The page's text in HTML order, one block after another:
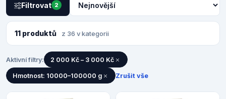
Filtrovat 2
11 produktů z 36 v kategorii
Aktivní filtry: 2 000 Kč – 3 000 Kč
Hmotnost: 10000–100000 g Zrušit vše